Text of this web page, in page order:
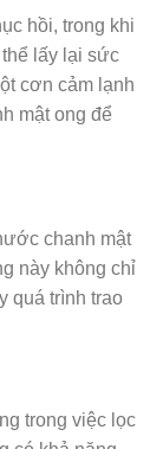
hồi, trong khi
lấy lại sức
cơn cảm lạnh
mật ong để
chanh mật
này không chỉ
quá trình trao
trong việc lọc